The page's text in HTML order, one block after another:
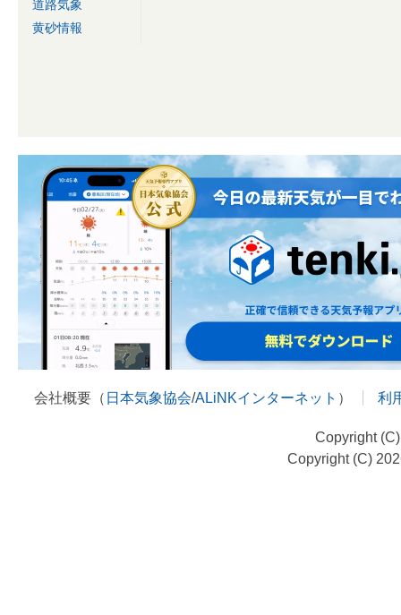
道路気象
黄砂情報
会社概要（ 日本気象協会/ALiNKインターネット ） 利
Copyright
Copyright (C)